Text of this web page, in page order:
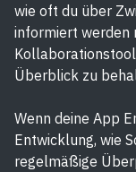
wie oft du über
informiert werden
Überblick zu
Wenn deine App
Entwicklung, wie
regelmäßige